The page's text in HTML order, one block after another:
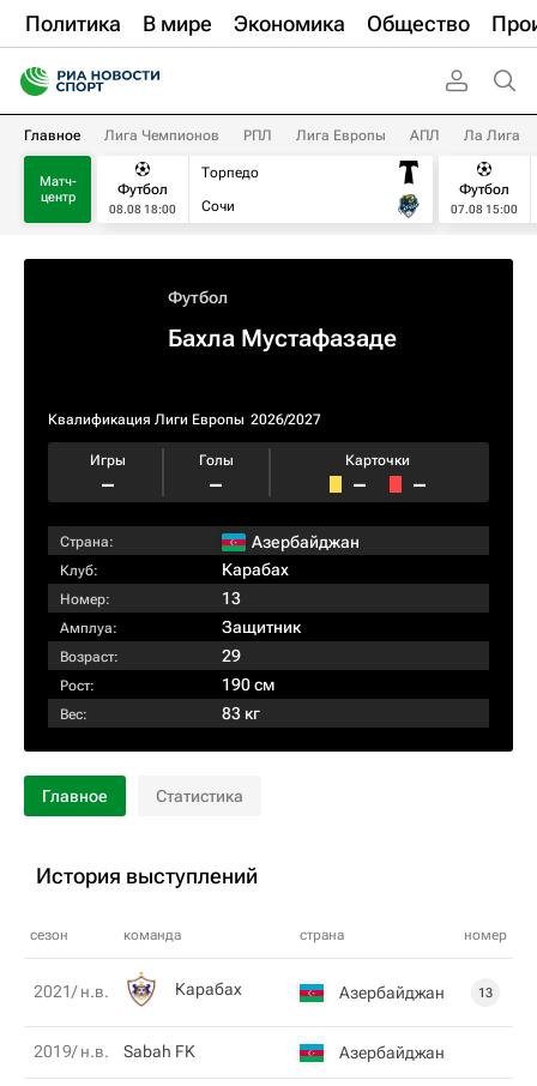
Политика В мире Экономика Общество
Главное Лига Чемпионов РПЛ Лига Европы АПЛ Ла Лига
Матч-
центр
Футбол
08.08 18:00
Торпедо
Сочи
Футбол
07.08 15:00
Футбол
Бахла Мустафазаде
Квалификация Лиги Европы 2026/2027
Игры
–
Голы
–
Карточки
– –
Страна: Азербайджан
Клуб: Карабах
Номер: 13
Амплуа: Защитник
Возраст: 29
Рост: 190 см
Вес: 83 кг
Главное Статистика
История выступлений
сезон команда страна номер
2021/ н.в. Карабах Азербайджан 13
2019/ н.в. Sabah FK Азербайджан